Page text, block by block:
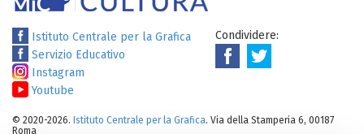
Istituto Centrale per la Grafica
Servizio Educativo
Instagram
Youtube
Condividere:
© 2020-2026. Istituto Centrale per la Grafica. Via della Stamperia 6, 00187
Roma